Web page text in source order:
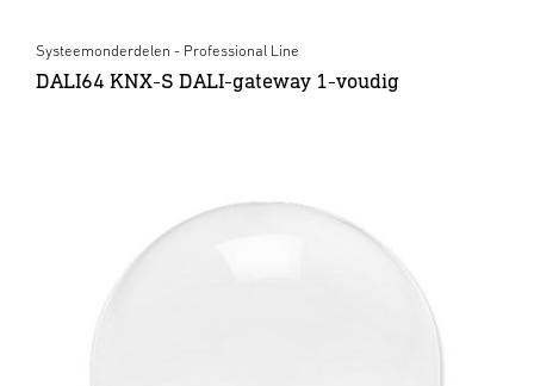
Systeemonderdelen - Professional Line
DALI64 KNX-S DALI-gateway 1-voudig